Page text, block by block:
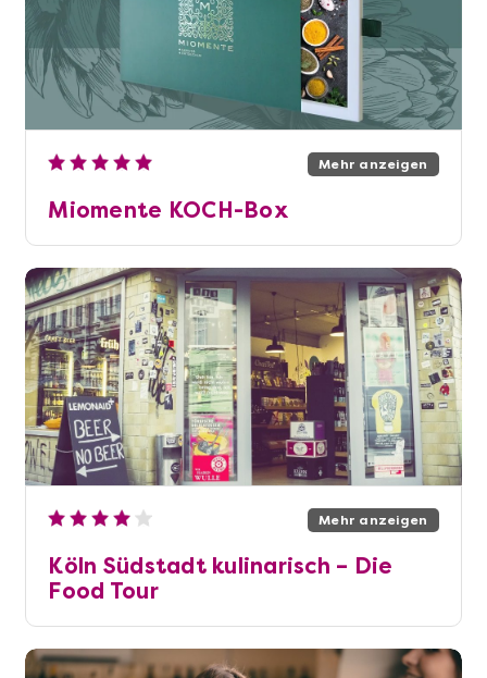
Mehr anzeigen
Miomente KOCH-Box
Mehr anzeigen
Köln Südstadt kulinarisch – Die
Food Tour